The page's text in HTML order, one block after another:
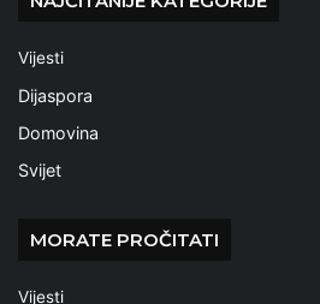
Vijesti
Dijaspora
Domovina
Svijet
MORATE PROČITATI
Vijesti